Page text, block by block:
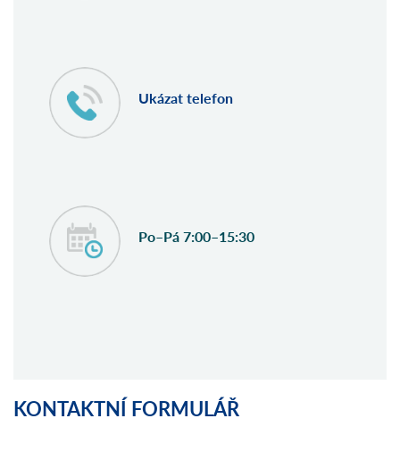
Ukázat telefon
Po–Pá 7:00–15:30
KONTAKTNÍ FORMULÁŘ